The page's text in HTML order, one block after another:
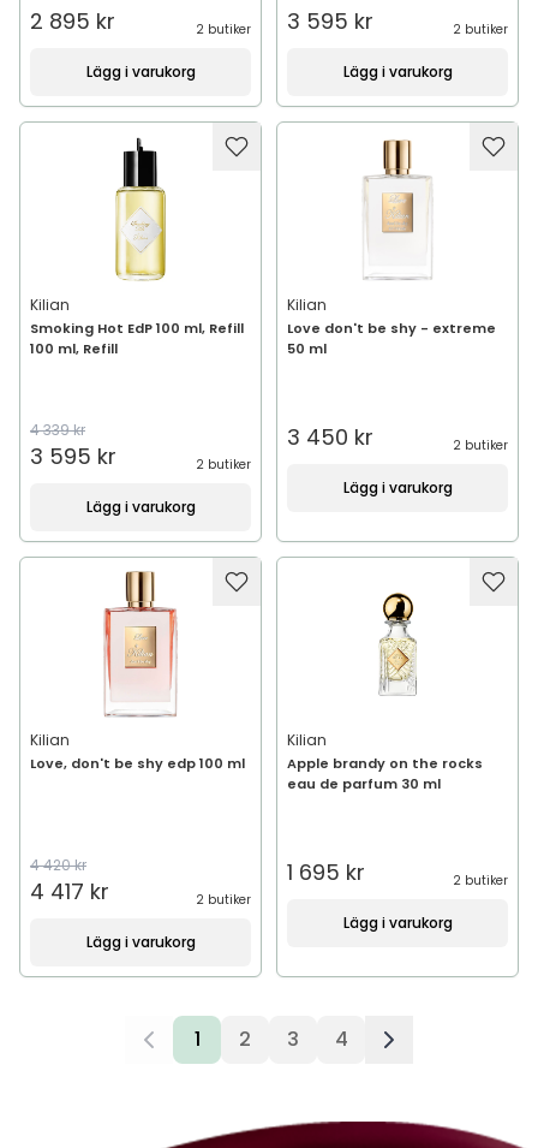
2 895 kr 2 butiker
Lägg i varukorg
3 595 kr 2 butiker
Lägg i varukorg
Kilian
Smoking Hot EdP 100 ml, Refill
100 ml, Refill
4 339 kr
3 595 kr 2 butiker
Lägg i varukorg
Kilian
Love don't be shy - extreme
50 ml
3 450 kr 2 butiker
Lägg i varukorg
Kilian
Love, don't be shy edp 100 ml
4 420 kr
4 417 kr 2 butiker
Lägg i varukorg
Kilian
Apple brandy on the rocks
eau de parfum 30 ml
1 695 kr 2 butiker
Lägg i varukorg
1 2 3 4